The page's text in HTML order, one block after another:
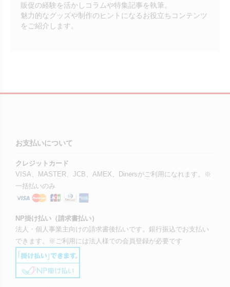
販促の経験を活かしコラムや特集記事を執筆。
魅力的なグッズや制作のヒントになるお役立ちコンテンツ
をご紹介します。
お支払いについて
クレジットカード
VISA、MASTER、JCB、AMEX、Dinersがご利用になれます。※
一括払いのみ
NP掛け払い（請求書払い）
法人・個人事業主向けの請求書後払いです。銀行振込でお支払い
できます。※ご利用には法人様での会員登録が必要です